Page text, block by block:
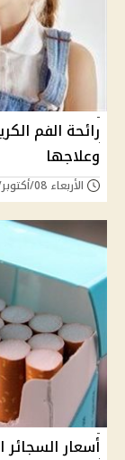
رائحة الفم
وعلاجها
الأربعاء 08/أكتوبر/2025 - 02:09 ص